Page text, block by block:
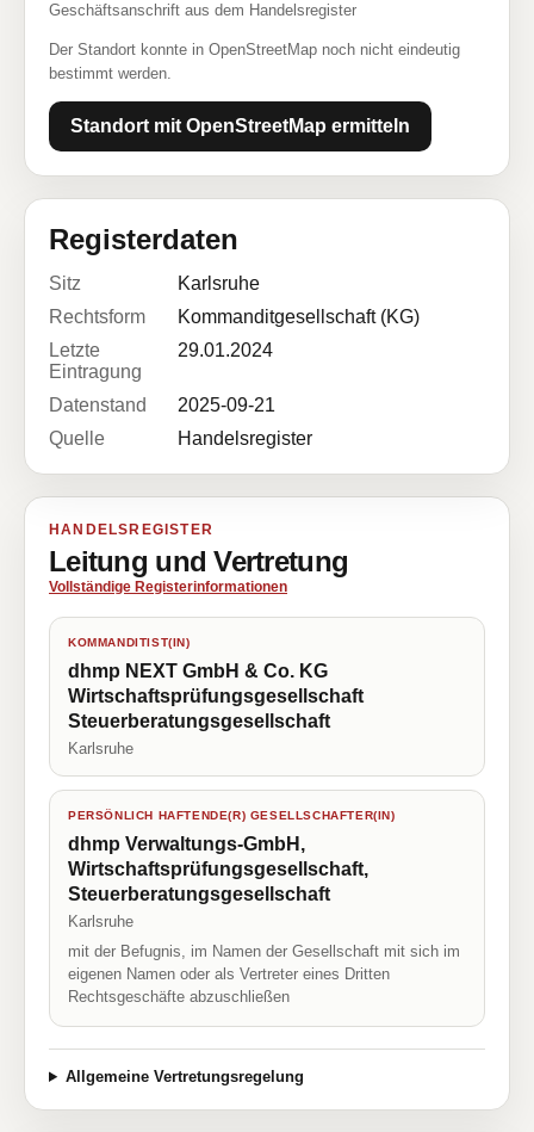
Geschäftsanschrift aus dem Handelsregister
Der Standort konnte in OpenStreetMap noch nicht eindeutig
bestimmt werden.
Standort mit OpenStreetMap ermitteln
Registerdaten
Sitz
Karlsruhe
Rechtsform
Kommanditgesellschaft (KG)
Letzte
Eintragung
29.01.2024
Datenstand
2025-09-21
Quelle
Handelsregister
HANDELSREGISTER
Leitung und Vertretung
Vollständige Registerinformationen
KOMMANDITIST(IN)
dhmp NEXT GmbH & Co. KG
Wirtschaftsprüfungsgesellschaft
Steuerberatungsgesellschaft
Karlsruhe
PERSÖNLICH HAFTENDE(R) GESELLSCHAFTER(IN)
dhmp Verwaltungs-GmbH,
Wirtschaftsprüfungsgesellschaft,
Steuerberatungsgesellschaft
Karlsruhe
mit der Befugnis, im Namen der Gesellschaft mit sich im
eigenen Namen oder als Vertreter eines Dritten
Rechtsgeschäfte abzuschließen
Allgemeine Vertretungsregelung